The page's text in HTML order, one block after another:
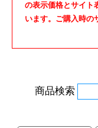
の表示価格とサイト
います。ご購入時の
商品検索